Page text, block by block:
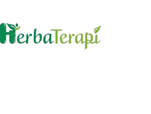
content